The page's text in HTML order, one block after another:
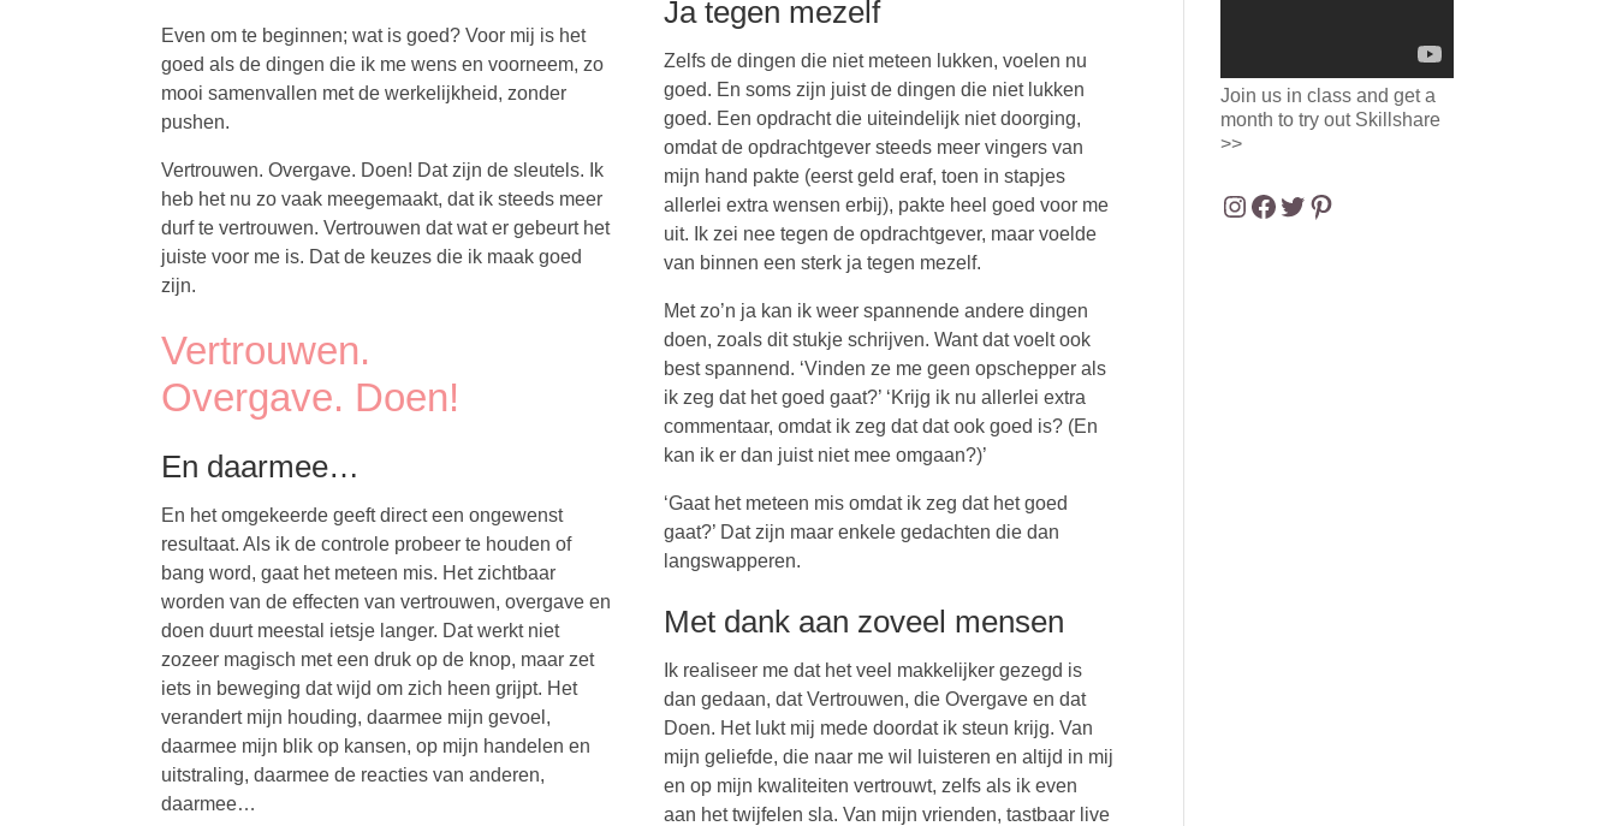
Even om te beginnen; wat is goed? Voor mij is het
goed als de dingen die ik me wens en voorneem, zo
mooi samenvallen met de werkelijkheid, zonder
pushen.
Vertrouwen. Overgave. Doen! Dat zijn de sleutels. Ik
heb het nu zo vaak meegemaakt, dat ik steeds meer
durf te vertrouwen. Vertrouwen dat wat er gebeurt het
juiste voor me is. Dat de keuzes die ik maak goed
zijn.
Vertrouwen.
Overgave. Doen!
En daarmee…
En het omgekeerde geeft direct een ongewenst
resultaat. Als ik de controle probeer te houden of
bang word, gaat het meteen mis. Het zichtbaar
worden van de effecten van vertrouwen, overgave en
doen duurt meestal ietsje langer. Dat werkt niet
zozeer magisch met een druk op de knop, maar zet
iets in beweging dat wijd om zich heen grijpt. Het
verandert mijn houding, daarmee mijn gevoel,
daarmee mijn blik op kansen, op mijn handelen en
uitstraling, daarmee de reacties van anderen,
daarmee…
Ja tegen mezelf
Zelfs de dingen die niet meteen lukken, voelen nu
goed. En soms zijn juist de dingen die niet lukken
goed. Een opdracht die uiteindelijk niet doorging,
omdat de opdrachtgever steeds meer vingers van
mijn hand pakte (eerst geld eraf, toen in stapjes
allerlei extra wensen erbij), pakte heel goed voor me
uit. Ik zei nee tegen de opdrachtgever, maar voelde
van binnen een sterk ja tegen mezelf.
Met zo’n ja kan ik weer spannende andere dingen
doen, zoals dit stukje schrijven. Want dat voelt ook
best spannend. ‘Vinden ze me geen opschepper als
ik zeg dat het goed gaat?’ ‘Krijg ik nu allerlei extra
commentaar, omdat ik zeg dat dat ook goed is? (En
kan ik er dan juist niet mee omgaan?)’
‘Gaat het meteen mis omdat ik zeg dat het goed
gaat?’ Dat zijn maar enkele gedachten die dan
langswapperen.
Met dank aan zoveel mensen
Ik realiseer me dat het veel makkelijker gezegd is
dan gedaan, dat Vertrouwen, die Overgave en dat
Doen. Het lukt mij mede doordat ik steun krijg. Van
mijn geliefde, die naar me wil luisteren en altijd in mij
en op mijn kwaliteiten vertrouwt, zelfs als ik even
aan het twijfelen sla. Van mijn vrienden, tastbaar live
Join us in class and get a
month to try out Skillshare
>>
Instagram
Facebook
Twitter
Pinterest